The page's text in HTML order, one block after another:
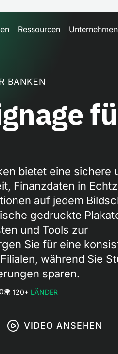
Ressourcen Unternehmen
BANKEN
bietet eine sichere
Finanzdaten in
auf jedem
gedruckte
und Tools zur
Sie für eine
während Sie
sparen.
🌍 120+ LÄNDER
VIDEO ANSEHEN